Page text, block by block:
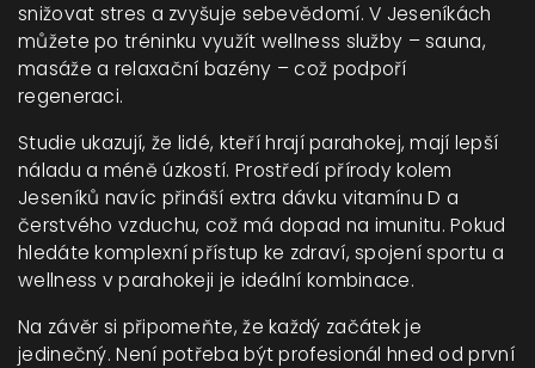
snižovat stres a zvyšuje sebevědomí. V Jeseníkách
můžete po tréninku využít wellness služby – sauna,
masáže a relaxační bazény – což podpoří
regeneraci.
Studie ukazují, že lidé, kteří hrají parahokej, mají lepší
náladu a méně úzkostí. Prostředí přírody kolem
Jeseníků navíc přináší extra dávku vitamínu D a
čerstvého vzduchu, což má dopad na imunitu. Pokud
hledáte komplexní přístup ke zdraví, spojení sportu a
wellness v parahokeji je ideální kombinace.
Na závěr si připomeňte, že každý začátek je
jedinečný. Není potřeba být profesionál hned od první